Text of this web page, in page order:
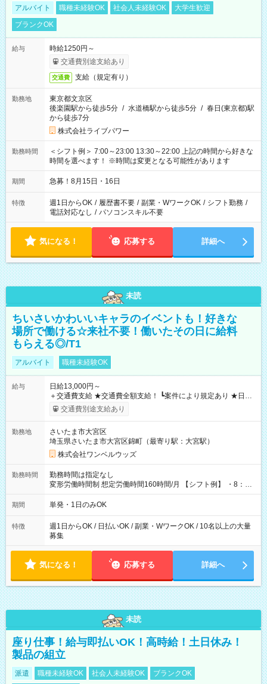
アルバイト 職種未経験OK 社会人未経験OK
大学生歓迎
ブランクOK
給与
時給1250円～
交通費別途支給あり
交通費 支給（規定有り）
勤務地
東京都文京区
後楽園駅から徒歩5分 / 水道橋駅から徒歩5分 / 春日(東京都)駅
から徒歩7分
株式会社ライブパワー
勤務時間
＜シフト例＞ 7:00～23:00 13:30～22:00 上記の時間から好きな
時間を選べます！ ※時間は変更となる可能性があります
期間 急募！8月15日・16日
特徴 週1日からOK / 履歴書不要 / 副業・WワークOK / シフト勤務 /
電話対応なし / パソコンスキル不要
気になる！ 応募する 詳細へ
未読
ちいさいかわいいキャラのイベントも！好きな
場所で働ける☆来社不要！働いたその日に給料
もらえる◎/T1
アルバイト 職種未経験OK
給与
日給13,000円～
＋交通費支給 ★交通費全額支給！ ┗案件により規定あり ★日払
いOK！（規定あり） ┗働いたその日に現金GET♪ お仕事後はコ
ンビニATMから 日払い分を引き落とせます！ 【試用期間】試
交通費別途支給あり
勤務地
さいたま市大宮区
埼玉県さいたま市大宮区錦町（最寄り駅：大宮駅）
株式会社ワンベルウッズ
勤務時間
勤務時間は指定なし
変形労働時間制 想定労働時間160時間/月 【シフト例】 ・8：00
～21：00
期間 単発・1日のみOK
特徴
週1日からOK / 日払いOK / 副業・WワークOK / 10名以上の大量
募集
気になる！ 応募する 詳細へ
未読
座り仕事！給与即払いOK！高時給！土日休み！
製品の組立
派遣 職種未経験OK 社会人未経験OK
ブランクOK